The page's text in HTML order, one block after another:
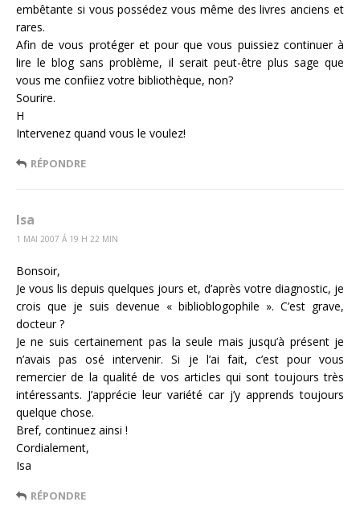
embêtante si vous possédez vous même des livres anciens et
rares.
Afin de vous protéger et pour que vous puissiez continuer à
lire le blog sans problème, il serait peut-être plus sage que
vous me confiiez votre bibliothèque, non?
Sourire.
H
Intervenez quand vous le voulez!
RÉPONDRE
Isa
1 MAI 2007 Á 19 H 22 MIN
Bonsoir,
Je vous lis depuis quelques jours et, d’après votre diagnostic, je
crois que je suis devenue « biblioblogophile ». C’est grave,
docteur ?
Je ne suis certainement pas la seule mais jusqu’à présent je
n’avais pas osé intervenir. Si je l’ai fait, c’est pour vous
remercier de la qualité de vos articles qui sont toujours très
intéressants. J’apprécie leur variété car j’y apprends toujours
quelque chose.
Bref, continuez ainsi !
Cordialement,
Isa
RÉPONDRE